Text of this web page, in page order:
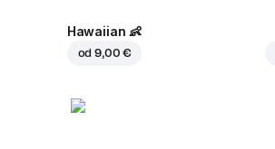
Hawaiian 👶
od9,00 €